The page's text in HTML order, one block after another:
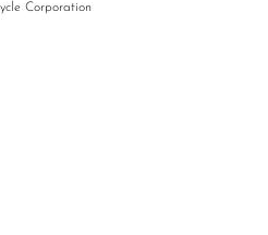
Corporation